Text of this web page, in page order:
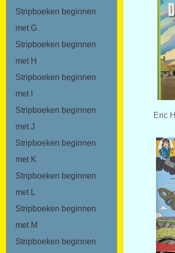
Stripboeken beginnen
met G
Stripboeken beginnen
met H
Stripboeken beginnen
met I
Stripboeken beginnen
met J
Stripboeken beginnen
met K
Stripboeken beginnen
met L
Stripboeken beginnen
met M
Stripboeken beginnen
Eric